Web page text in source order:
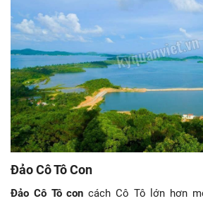
Đảo Cô Tô Con
Đảo Cô Tô con cách Cô Tô lớn hơn